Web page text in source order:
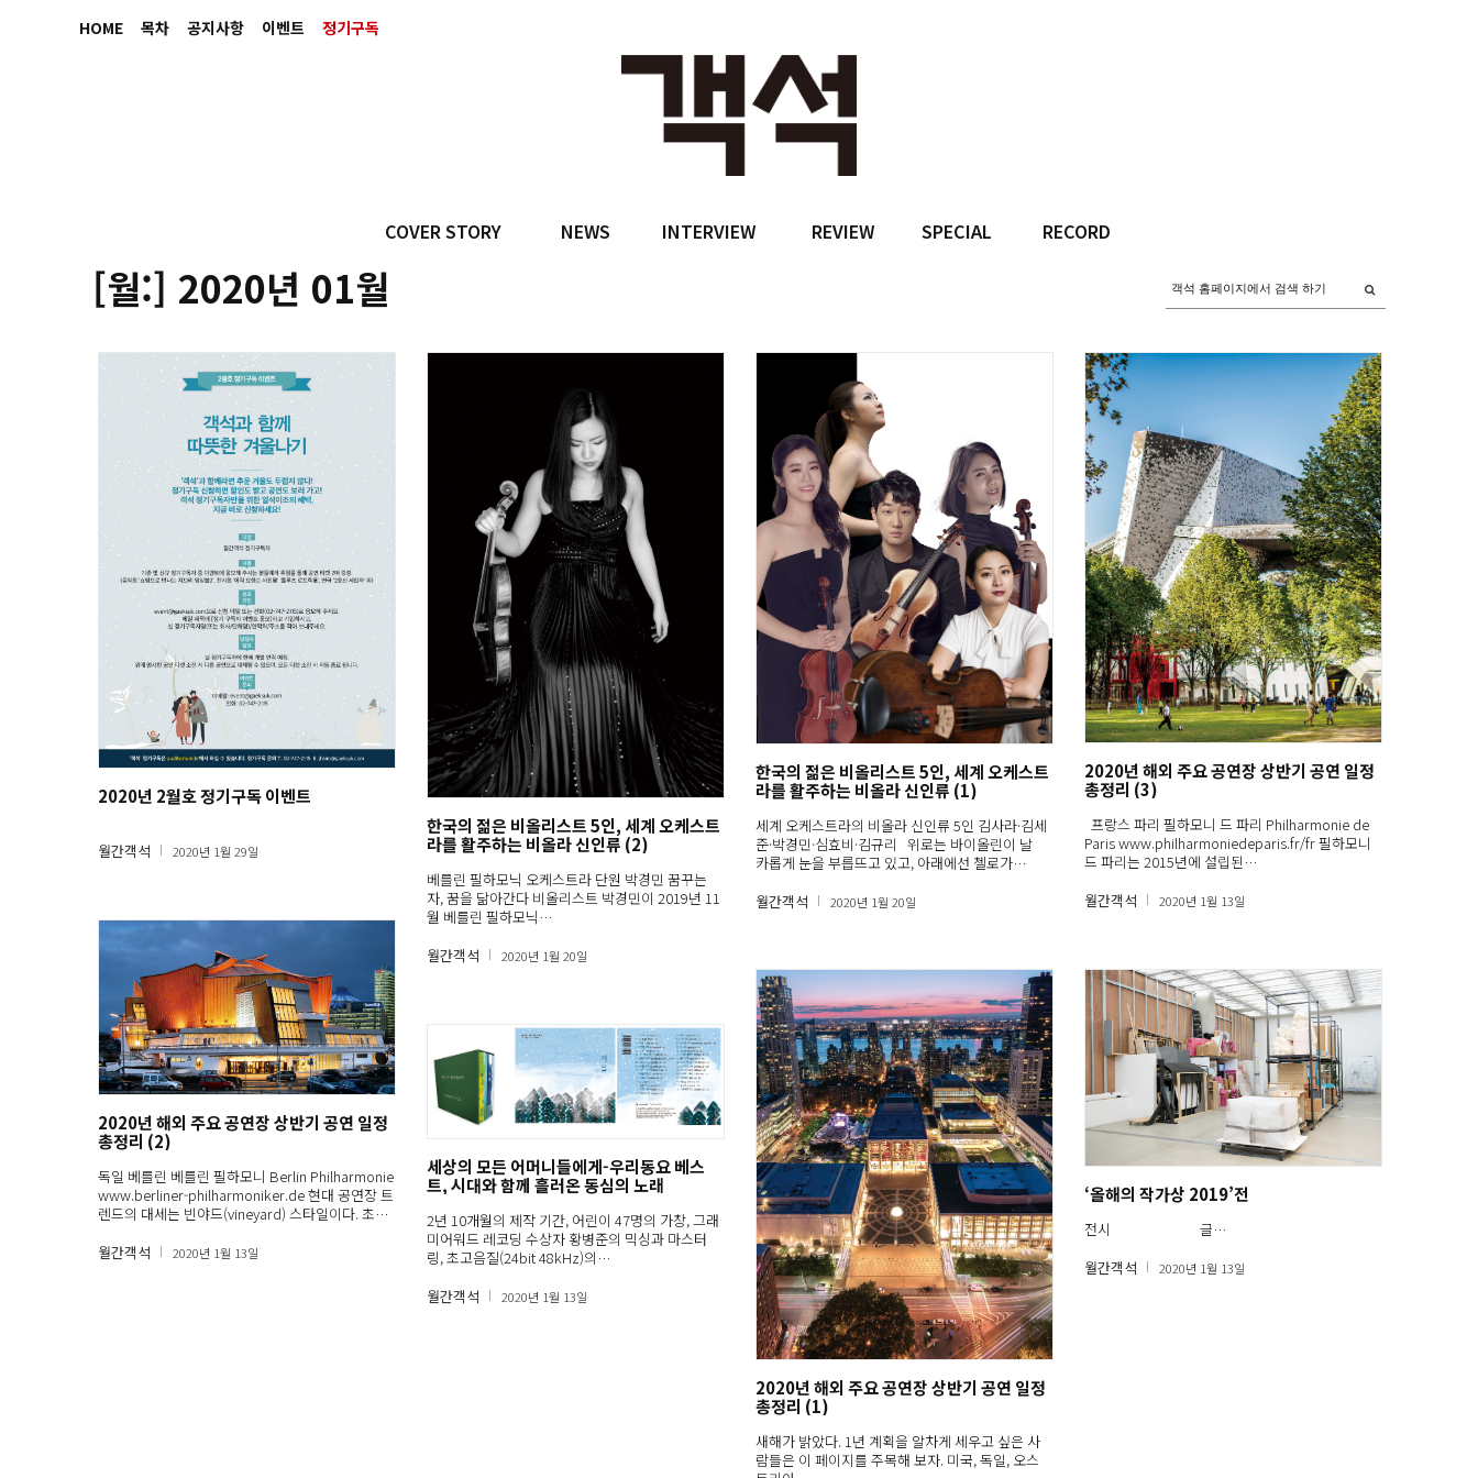
HOME 목차 공지사항 이벤트 정기구독
COVER STORY NEWS INTERVIEW REVIEW SPECIAL RECORD
[월:] 2020년 01월
2020년 2월호 정기구독 이벤트
월간객석 2020년 1월 29일
한국의 젊은 비올리스트 5인, 세계 오케스트
라를 활주하는 비올라 신인류 (2)
베를린 필하모닉 오케스트라 단원 박경민 꿈꾸는
자, 꿈을 닮아간다 비올리스트 박경민이 2019년 11
월 베를린 필하모닉…
월간객석
2020년 1월 20일
한국의 젊은 비올리스트 5인, 세계 오케스트
라를 활주하는 비올라 신인류 (1)
세계 오케스트라의 비올라 신인류 5인 김사라·김세
준·박경민·심효비·김규리 위로는 바이올린이 날
카롭게 눈을 부릅뜨고 있고, 아래에선 첼로가…
월간객석
2020년 1월 20일
2020년 해외 주요 공연장 상반기 공연 일정
총정리 (3)
프랑스 파리 필하모니 드 파리 Philharmonie de
Paris www.philharmoniedeparis.fr/fr 필하모니
드 파리는 2015년에 설립된…
월간객석
2020년 1월 13일
2020년 해외 주요 공연장 상반기 공연 일정
총정리 (2)
독일 베를린 베를린 필하모니 Berlin Philharmonie
www.berliner-philharmoniker.de 현대 공연장 트
렌드의 대세는 빈야드(vineyard) 스타일이다. 초창
월간객석
2020년 1월 13일
‘올해의 작가상 2019’전
전시 글…
월간객석
2020년 1월 13일
2020년 해외 주요 공연장 상반기 공연 일정
총정리 (1)
새해가 밝았다. 1년 계획을 알차게 세우고 싶은 사
람들은 이 페이지를 주목해 보자. 미국, 독일, 오스
세상의 모든 어머니들에게-우리동요 베스
트, 시대와 함께 흘러온 동심의 노래
2년 10개월의 제작 기간, 어린이 47명의 가창, 그래
미어워드 레코딩 수상자 황병준의 믹싱과 마스터
링, 초고음질(24bit 48kHz)의…
월간객석
2020년 1월 13일